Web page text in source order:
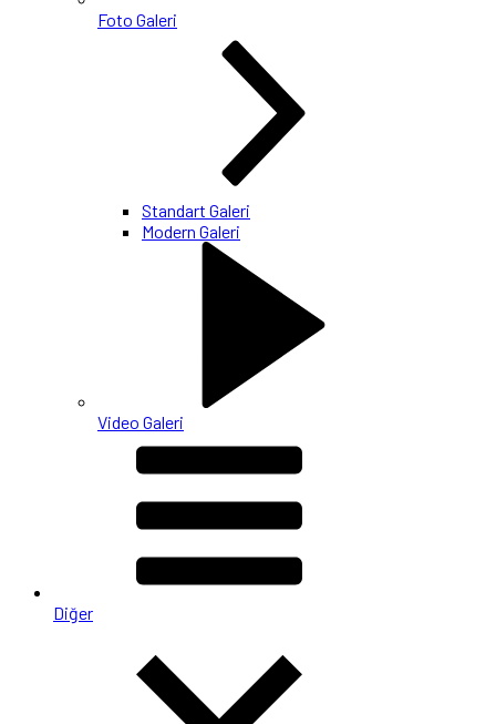
Foto Galeri
Standart Galeri
Modern Galeri
Video Galeri
Diğer